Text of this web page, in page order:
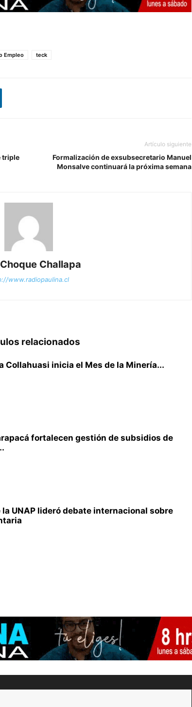
Empleo teck
triple
Artículo siguiente
Formalización de exsubsecretario Manuel
Monsalve continuará la próxima semana
Challapa
www.radiopaulina.cl
relacionados
Collahuasi inicia el Mes de la Minería...
fortalecen gestión de subsidios de
UNAP lideró debate internacional sobre